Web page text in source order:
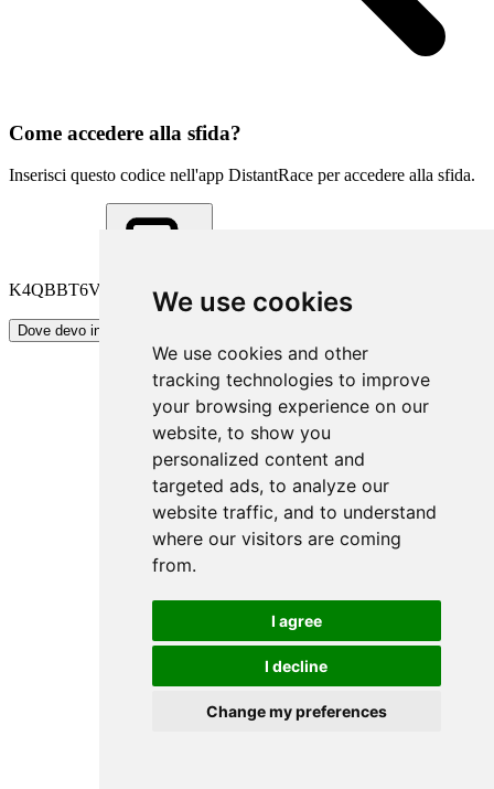
We use cookies
We use cookies and other
tracking technologies to improve
your browsing experience on our
website, to show you
personalized content and
targeted ads, to analyze our
website traffic, and to understand
where our visitors are coming
from.
I agree
I decline
Change my preferences
Come accedere alla sfida?
Inserisci questo codice nell'app DistantRace per accedere alla sfida.
K4QBBT6V
Copia Codice
Dove devo inserirlo?